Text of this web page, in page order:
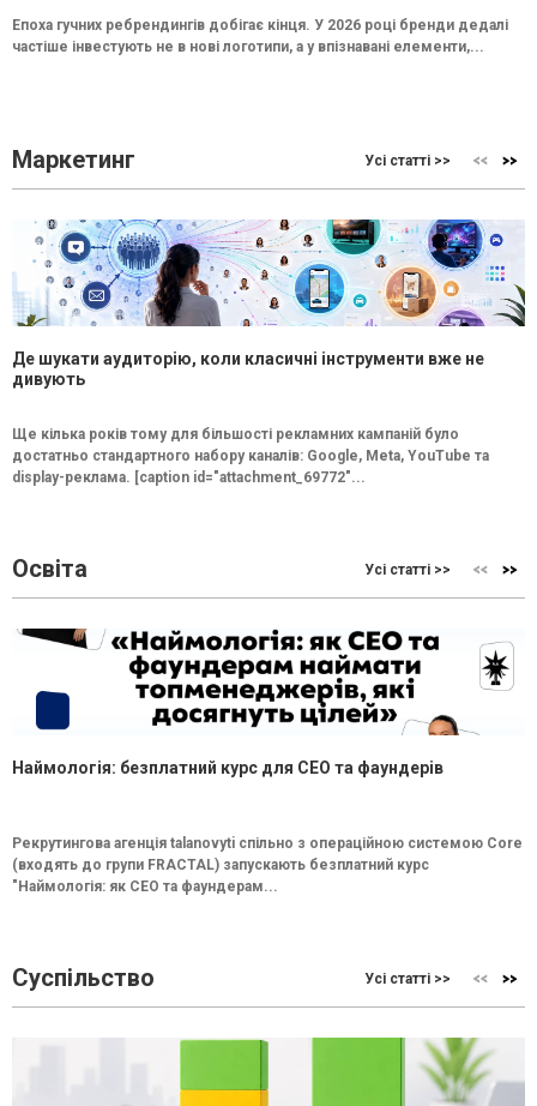
Епоха гучних ребрендингів добігає кінця. У 2026 році бренди дедалі
частіше інвестують не в нові логотипи, а у впізнавані елементи,...
Маркетинг Усі статті >>
Де шукати аудиторію, коли класичні інструменти вже не
дивують
Ще кілька років тому для більшості рекламних кампаній було
достатньо стандартного набору каналів: Google, Meta, YouTube та
display-реклама. [caption id="attachment_69772"...
Освіта Усі статті >>
Наймологія: безплатний курс для CEO та фаундерів
Рекрутингова агенція talanovyti спільно з операційною системою Core
(входять до групи FRACTAL) запускають безплатний курс
"Наймологія: як СEO та фаундерам...
Суспільство Усі статті >>